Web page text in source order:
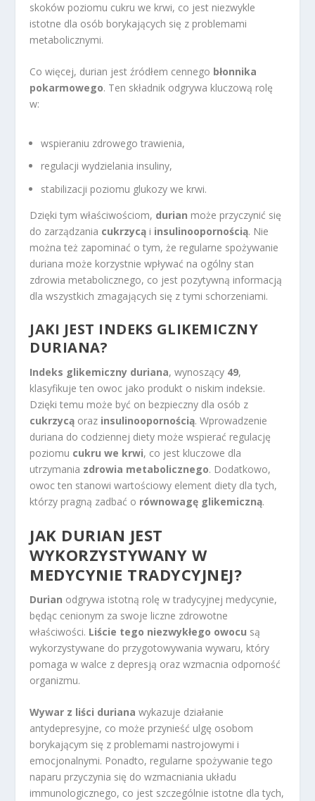
skoków poziomu cukru we krwi, co jest niezwykle
istotne dla osób borykających się z problemami
metabolicznymi.
Co więcej, durian jest źródłem cennego błonnika
pokarmowego. Ten składnik odgrywa kluczową rolę
w:
wspieraniu zdrowego trawienia,
regulacji wydzielania insuliny,
stabilizacji poziomu glukozy we krwi.
Dzięki tym właściwościom, durian może przyczynić się
do zarządzania cukrzycą i insulinoopornością. Nie
można też zapominać o tym, że regularne spożywanie
duriana może korzystnie wpływać na ogólny stan
zdrowia metabolicznego, co jest pozytywną informacją
dla wszystkich zmagających się z tymi schorzeniami.
JAKI JEST INDEKS GLIKEMICZNY
DURIANA?
Indeks glikemiczny duriana, wynoszący 49,
klasyfikuje ten owoc jako produkt o niskim indeksie.
Dzięki temu może być on bezpieczny dla osób z
cukrzycą oraz insulinoopornością. Wprowadzenie
duriana do codziennej diety może wspierać regulację
poziomu cukru we krwi, co jest kluczowe dla
utrzymania zdrowia metabolicznego. Dodatkowo,
owoc ten stanowi wartościowy element diety dla tych,
którzy pragną zadbać o równowagę glikemiczną.
JAK DURIAN JEST
WYKORZYSTYWANY W
MEDYCYNIE TRADYCYJNEJ?
Durian odgrywa istotną rolę w tradycyjnej medycynie,
będąc cenionym za swoje liczne zdrowotne
właściwości. Liście tego niezwykłego owocu są
wykorzystywane do przygotowywania wywaru, który
pomaga w walce z depresją oraz wzmacnia odporność
organizmu.
Wywar z liści duriana wykazuje działanie
antydepresyjne, co może przynieść ulgę osobom
borykającym się z problemami nastrojowymi i
emocjonalnymi. Ponadto, regularne spożywanie tego
naparu przyczynia się do wzmacniania układu
immunologicznego, co jest szczególnie istotne dla tych,